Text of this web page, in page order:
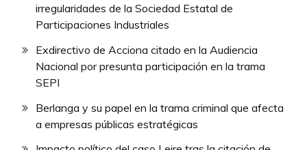
irregularidades de la Sociedad Estatal de
Participaciones Industriales
Exdirectivo de Acciona citado en la Audiencia
Nacional por presunta participación en la trama
SEPI
Berlanga y su papel en la trama criminal que afecta
a empresas públicas estratégicas